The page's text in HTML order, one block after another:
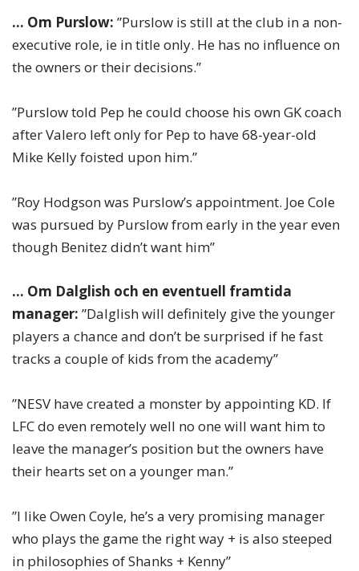
… Om Purslow: ”Purslow is still at the club in a non-
executive role, ie in title only. He has no influence on
the owners or their decisions.”
”Purslow told Pep he could choose his own GK coach
after Valero left only for Pep to have 68-year-old
Mike Kelly foisted upon him.”
”Roy Hodgson was Purslow’s appointment. Joe Cole
was pursued by Purslow from early in the year even
though Benitez didn’t want him”
… Om Dalglish och en eventuell framtida
manager: ”Dalglish will definitely give the younger
players a chance and don’t be surprised if he fast
tracks a couple of kids from the academy”
”NESV have created a monster by appointing KD. If
LFC do even remotely well no one will want him to
leave the manager’s position but the owners have
their hearts set on a younger man.”
”I like Owen Coyle, he’s a very promising manager
who plays the game the right way + is also steeped
in philosophies of Shanks + Kenny”